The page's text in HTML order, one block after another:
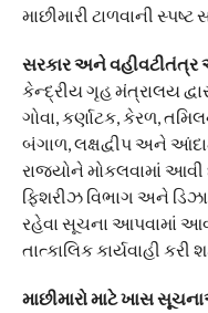
માછીમારી ટાળવાની
સરકાર અને વહીવટીતંત્ર
કેન્દ્રીય ગૃહ મંત્રાલય
ગોવા, કર્ણાટક, કેરળ,
બંગાળ, લક્ષદ્વીપ અને
રાજ્યોને મોકલવામાં આવી
ફિશરીઝ વિભાગ અને
રહેવા સૂચના આપવામાં
તાત્કાલિક કાર્યવાહી કરી
માછીમારો માટે ખાસ